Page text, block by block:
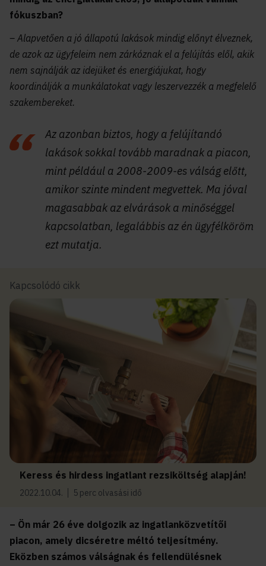
fókuszban?
– Alapvetően a jó állapotú lakások mindig előnyt élveznek,
de azok az ügyfeleim nem zárkóznak el a felújítás elől, akik
nem sajnálják az idejüket és energiájukat, hogy
koordinálják a munkálatokat vagy leszervezzék a megfelelő
szakembereket.
Az azonban biztos, hogy a felújítandó
lakások sokkal tovább maradnak a piacon,
mint például a 2008-2009-es válság előtt,
amikor szinte mindent megvettek. Ma jóval
magasabbak az elvárások a minőséggel
kapcsolatban, legalábbis az én ügyfélköröm
ezt mutatja.
Kapcsolódó cikk
Keress és hirdess ingatlant rezsiköltség alapján!
2022.10.04. 5 perc olvasási idő
– Ön már 26 éve dolgozik az ingatlanközvetítői
piacon, amely dicséretre méltó teljesítmény.
Eközben számos válságnak és fellendülésnek